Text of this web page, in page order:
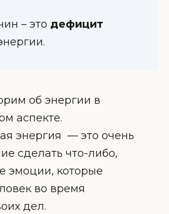
– это дефицит
об энергии в
аспекте.
энергия — это очень
сделать что-либо,
эмоции, которые
во время
дел.